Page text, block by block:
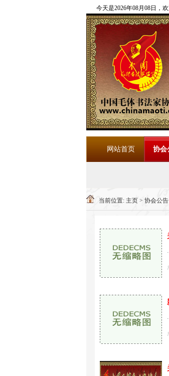
今天是2026年08月08日，
网站首页 协会
当前位置: 主页 > 协会公告